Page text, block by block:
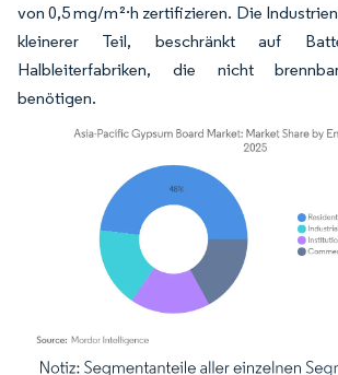
von 0,5 mg/m²·h zertifizieren. Die
kleinerer Teil, beschränkt auf
Halbleiterfabriken, die nicht
benötigen.